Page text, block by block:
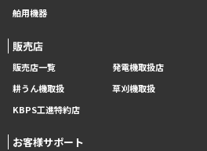
舶用機器
販売店
販売店一覧 発電機取扱店
耕うん機取扱
草刈機取扱
KBPS工進特約店
お客様サポート